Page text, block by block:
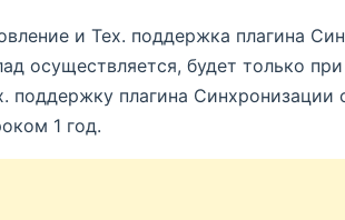
и Тех. поддержка плагина
осуществляется, будет только
поддержку плагина
1 год.